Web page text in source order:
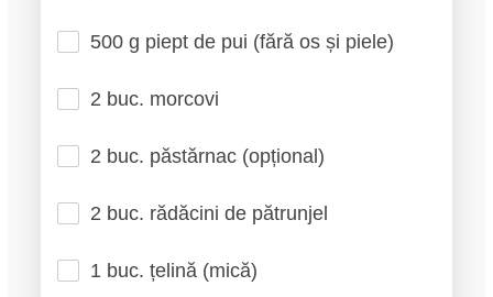
500 g piept de pui (fără os și piele)
2 buc. morcovi
2 buc. păstărnac (opțional)
2 buc. rădăcini de pătrunjel
1 buc. țelină (mică)